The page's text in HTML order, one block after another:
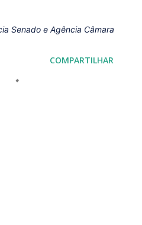
Senado e Agência Câmara
COMPARTILHAR